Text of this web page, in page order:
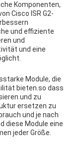
Komponenten,
Cisco ISR G2-
und effiziente
und
und eine
Module, die
bieten.so dass
und zu
ersetzen zu
und je nach
diese Module eine
jeder Größe.